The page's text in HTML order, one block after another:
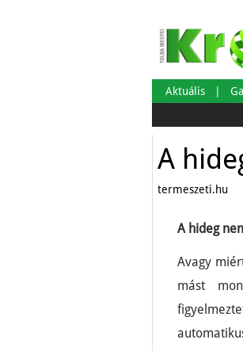
Aktuális
A
termeszeti.hu
A hideg
Avagy
mást